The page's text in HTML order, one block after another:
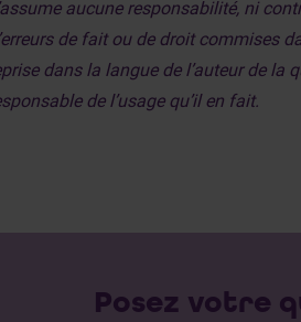
aucune responsabilité, ni
de fait ou de droit commises
dans la langue de l’auteur de la
de l’usage qu’il en fait.
Posez votre